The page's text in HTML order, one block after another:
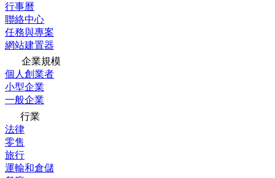
行事曆
聯絡中心
任務與專案
網站建置器
企業規模
個人創業者
小型企業
一般企業
行業
法律
零售
旅行
運輸和倉儲